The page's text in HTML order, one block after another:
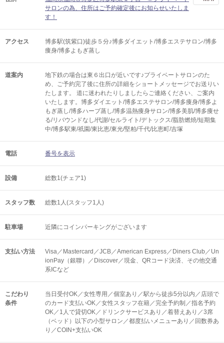
サロンの為、住所はご予約確定後にお知らせいたしま
す！
アクセス
博多駅(筑紫口)徒歩５分♪博多ダイエット/博多エステサロン/博多
痩身/博多よもぎ蒸し
道案内
地下鉄の場合は東６出口が近いです♪プライベートサロンのた
め、ご予約完了後に住所の詳細をショートメッセージでお送りい
たします。 道に迷われたりしましたらご連絡ください、ご案内
いたします。博多ダイエット/博多エステサロン/博多痩身/博多よ
もぎ蒸し/博多ハーブ蒸し/博多温熱痩身サロン/博多美肌/博多痩せ
る/リバウンドなし/代謝/セルライト/デトックス/脂肪燃焼/短期集
中/博多駅東/祇園/東比恵/東光/堅粕/千代/比恵町/吉塚
電話 番号を表示
設備 総数1(チェア1)
スタッフ数 総数1人(スタッフ1人)
駐車場 近隣にコインパーキングがございます
支払い方法
Visa／Mastercard／JCB／American Express／Diners Club／Un
ionPay（銀聯）／Discover／現金、QRコード決済、その他交通
系ICなど
こだわり
条件
当日受付OK／女性専用／個室あり／駅から徒歩5分以内／店頭で
のカード支払いOK／女性スタッフ在籍／完全予約制／指名予約
OK／1人で貸切OK／ドリンクサービスあり／着替えあり／3席
（ベッド）以下の小型サロン／都度払いメニューあり／回数券あ
り／COIN+支払いOK